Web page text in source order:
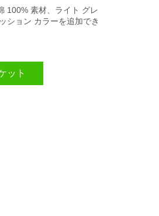
100% 素材、ライト グレ
ション カラーを追加でき
ット